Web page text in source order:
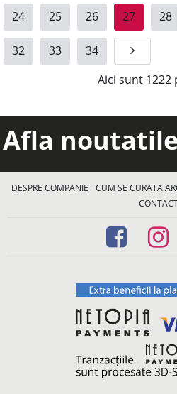
24 25 26 27 28
32 33
34
Aici sunt 1222
Afla
DESPRE COMPANIE CUM SE CURATA